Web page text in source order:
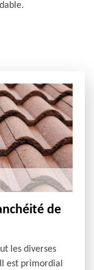
de
les diverses
est primordial